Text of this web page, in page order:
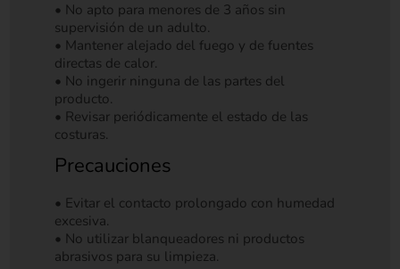
• No apto para menores de 3 años sin
supervisión de un adulto.
• Mantener alejado del fuego y de fuentes
directas de calor.
• No ingerir ninguna de las partes del
producto.
• Revisar periódicamente el estado de las
costuras.
Precauciones
• Evitar el contacto prolongado con humedad
excesiva.
• No utilizar blanqueadores ni productos
abrasivos para su limpieza.